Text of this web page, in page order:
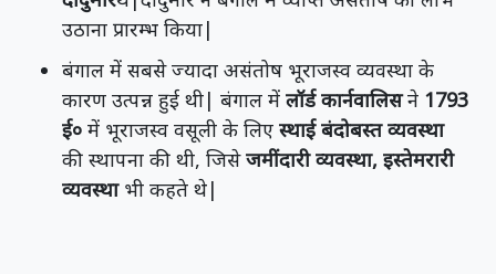
उठाना प्रारम्भ किया|
बंगाल में सबसे ज्यादा असंतोष भूराजस्व व्यवस्था के
कारण उत्पन्न हुई थी| बंगाल में लॉर्ड कार्नवालिसने 1793
ई० में भूराजस्व वसूली के लिए स्थाई बंदोबस्त व्यवस्था
की स्थापना की थी, जिसेजमींदारी व्यवस्था, इस्तेमरारी
व्यवस्थाभी कहते थे|